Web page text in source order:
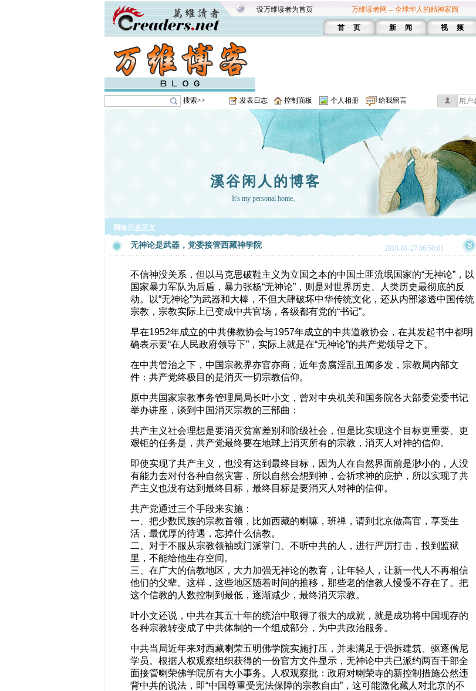
设万维读者为首页 万维读者网 -- 全球华人的精神家园
首 页 新 闻 视 频
搜索>> 发表日志 控制面板 个人相册 给我留言
溪谷闲人的博客
It's my personal home。
网络日志正文
无神论是武器，党委接管西藏神学院 2018-01-27 06:50:01
不信神没关系，但以马克思破鞋主义为立国之本的中国土匪流氓国家的“无神论”，以
国家暴力军队为后盾，暴力张杨“无神论”，则是对世界历史、人类历史最彻底的反
动。以“无神论”为武器和大棒，不但大肆破坏中华传统文化，还从内部渗透中国传统
宗教，宗教实际上已变成中共官场，各级都有党的“书记”。
早在1952年成立的中共佛教协会与1957年成立的中共道教协会，在其发起书中都明
确表示要“在人民政府领导下”，实际上就是在“无神论”的共产党领导之下。
在中共管治之下，中国宗教界亦官亦商，近年贪腐淫乱丑闻多发，宗教局内部文
件：共产党终极目的是消灭一切宗教信仰。
原中共国家宗教事务管理局局长叶小文，曾对中央机关和国务院各大部委党委书记
举办讲座，谈到中国消灭宗教的三部曲：
共产主义社会理想是要消灭贫富差别和阶级社会，但是比实现这个目标更重要、更
艰钜的任务是，共产党最终要在地球上消灭所有的宗教，消灭人对神的信仰。
即使实现了共产主义，也没有达到最终目标，因为人在自然界面前是渺小的，人没
有能力去对付各种自然灾害，所以自然会想到神，会祈求神的庇护，所以实现了共
产主义也没有达到最终目标，最终目标是要消灭人对神的信仰。
共产党通过三个手段来实施：
一、把少数民族的宗教首领，比如西藏的喇嘛，班禅，请到北京做高官，享受生
活，最优厚的待遇，忘掉什么信教。
二、对于不服从宗教领袖或门派掌门、不听中共的人，进行严厉打击，投到监狱
里，不能给他生存空间。
三、在广大的信教地区，大力加强无神论的教育，让年轻人，让新一代人不再相信
他们的父辈。这样，这些地区随着时间的推移，那些老的信教人慢慢不存在了。把
这个信教的人数控制到最低，逐渐减少，最终消灭宗教。
叶小文还说，中共在其五十年的统治中取得了很大的成就，就是成功将中国现存的
各种宗教转变成了中共体制的一个组成部分，为中共政治服务。
中共当局近年来对西藏喇荣五明佛学院实施打压，并未满足于强拆建筑、驱逐僧尼
学员。根据人权观察组织获得的一份官方文件显示，无神论中共已派约两百干部全
面接管喇荣佛学院所有大小事务。人权观察批：政府对喇荣寺的新控制措施公然违
背中共的说法，即“中国尊重受宪法保障的宗教自由”，这可能激化藏人对北京的不